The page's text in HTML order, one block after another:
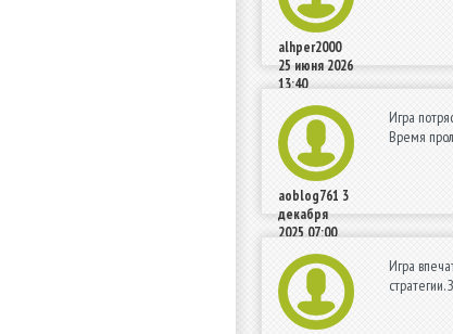
alhper2000
25 июня 2026
13:40
aoblog761 3
декабря
2025 07:00
Игра
Время
Игра